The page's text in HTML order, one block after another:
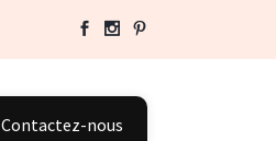
Contactez-nous